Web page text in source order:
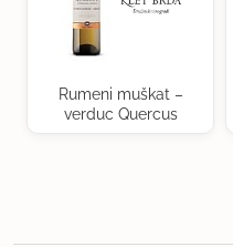
Rumeni muškat –
verduc Quercus